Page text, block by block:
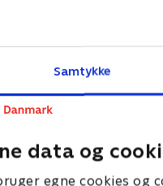
Samtykke
data og
egne cookies og
Jens og
udvælge
Kan
finde de
Linea
at den helt
af
1. august 2023